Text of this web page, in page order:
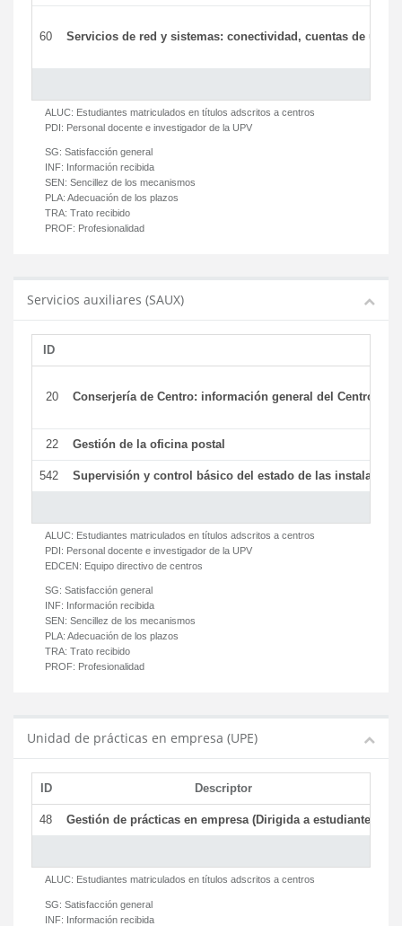
60 Servicios de red y sistemas: conectividad, cuentas de
ALUC: Estudiantes matriculados en títulos adscritos a centros
PDI: Personal docente e investigador de la UPV
SG: Satisfacción general
INF: Información recibida
SEN: Sencillez de los mecanismos
PLA: Adecuación de los plazos
TRA: Trato recibido
PROF: Profesionalidad
Servicios auxiliares (SAUX)
ID
20 Conserjería de Centro: información general del Centro y
22 Gestión de la oficina postal
542 Supervisión y control básico del estado de las
ALUC: Estudiantes matriculados en títulos adscritos a centros
PDI: Personal docente e investigador de la UPV
EDCEN: Equipo directivo de centros
SG: Satisfacción general
INF: Información recibida
SEN: Sencillez de los mecanismos
PLA: Adecuación de los plazos
TRA: Trato recibido
PROF: Profesionalidad
Unidad de prácticas en empresa (UPE)
ID Descriptor
48 Gestión de prácticas en empresa (Dirigida a estudiantes)
ALUC: Estudiantes matriculados en títulos adscritos a centros
SG: Satisfacción general
INF: Información recibida